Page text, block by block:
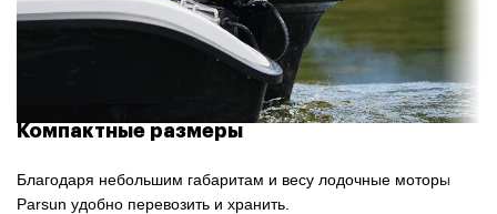
Компактные размеры
Благодаря небольшим габаритам и весу лодочные моторы
Parsun удобно перевозить и хранить.